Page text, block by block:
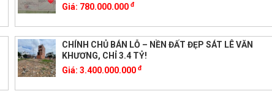
Giá: 780.000.000đ
CHÍNH CHỦ BÁN LỖ – NỀN ĐẤT ĐẸP SÁT LÊ VĂN
KHƯƠNG, CHỈ 3.4 TỶ!
Giá:3.400.000.000đ